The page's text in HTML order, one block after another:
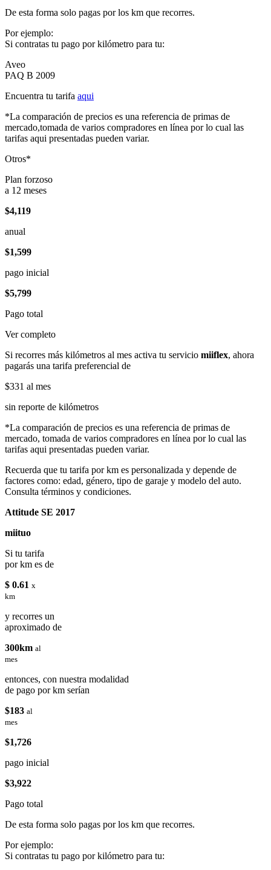
De esta forma solo pagas por los km que recorres.
Por ejemplo:
Si contratas tu pago por kilómetro para tu:
Aveo
PAQ B 2009
Encuentra tu tarifa aqui
*La comparación de precios es una referencia de primas de
mercado,tomada de varios compradores en línea por lo cual las
tarifas aqui presentadas pueden variar.
Otros*
Plan forzoso
a 12 meses
$4,119
anual
$1,599
pago inicial
$5,799
Pago total
Ver completo
Si recorres más kilómetros al mes activa tu servicio miiflex, ahora
pagarás una tarifa preferencial de
$331 al mes
sin reporte de kilómetros
*La comparación de precios es una referencia de primas de
mercado, tomada de varios compradores en línea por lo cual las
tarifas aqui presentadas pueden variar.
Recuerda que tu tarifa por km es personalizada y depende de
factores como: edad, género, tipo de garaje y modelo del auto.
Consulta términos y condiciones.
Attitude SE 2017
miituo
Si tu tarifa
por km es de
$ 0.61 x
km
y recorres un
aproximado de
300km al
mes
entonces, con nuestra modalidad
de pago por km serían
$183 al
mes
$1,726
pago inicial
$3,922
Pago total
De esta forma solo pagas por los km que recorres.
Por ejemplo:
Si contratas tu pago por kilómetro para tu: